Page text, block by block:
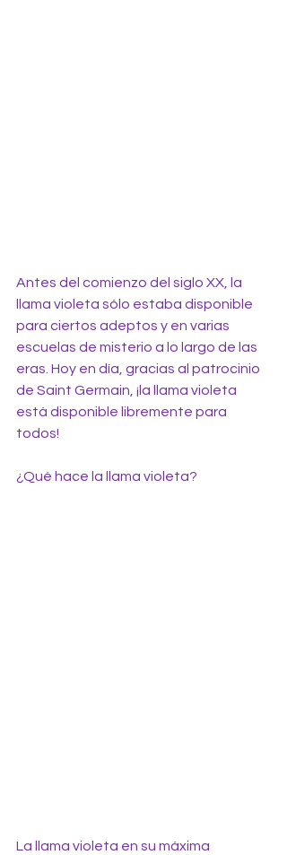
Antes del comienzo del siglo XX, la
llama violeta sólo estaba disponible
para ciertos adeptos y en varias
escuelas de misterio a lo largo de las
eras. Hoy en día, gracias al patrocinio
de Saint Germain, ¡la llama violeta
está disponible libremente para
todos!
¿Qué hace la llama violeta?
La llama violeta en su máxima